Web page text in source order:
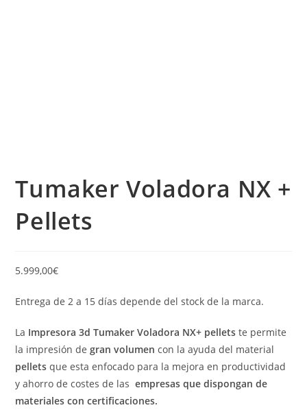
Tumaker Voladora NX +
Pellets
5.999,00€
Entrega de 2 a 15 días depende del stock de la marca.
La Impresora 3d Tumaker Voladora NX+ pellets te permite
la impresión degran volumen con la ayuda del material
pellets que esta enfocado para la mejora en productividad
y ahorro de costes de lasempresas que dispongan de
materiales con certificaciones.